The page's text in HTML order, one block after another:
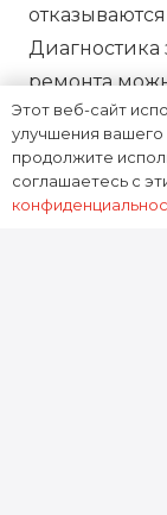
Диагностика
ремонта
работы
договоре
Этот веб-сайт
улучшения вашего
продолжите
соглашаетесь с